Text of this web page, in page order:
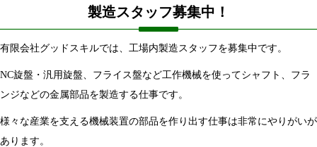
製造スタッフ募集中！
有限会社グッドスキルでは、工場内製造スタッフを募集中です。
NC旋盤・汎用旋盤、フライス盤など工作機械を使ってシャフト、フラ
ンジなどの金属部品を製造する仕事です。
様々な産業を支える機械装置の部品を作り出す仕事は非常にやりがいが
あります。